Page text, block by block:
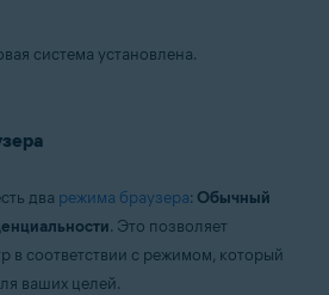
система установлена.
два режима браузера: Обычный
. Это позволяет
в соответствии с режимом, который
ваших целей.